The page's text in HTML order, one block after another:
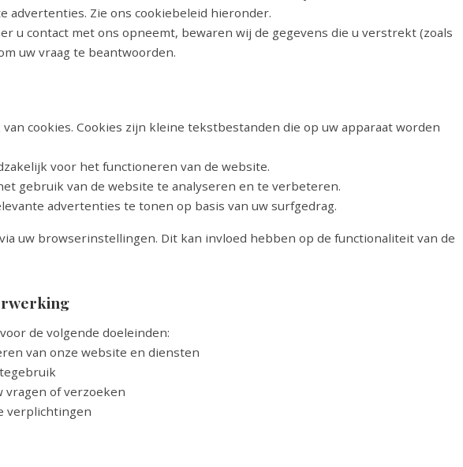
advertenties. Zie ons cookiebeleid hieronder.
u contact met ons opneemt, bewaren wij de gegevens die u verstrekt (zoals
uw vraag te beantwoorden.
cookies. Cookies zijn kleine tekstbestanden die op uw apparaat worden
voor het functioneren van de website.
gebruik van de website te analyseren en te verbeteren.
advertenties te tonen op basis van uw surfgedrag.
uw browserinstellingen. Dit kan invloed hebben op de functionaliteit van de
de volgende doeleinden:
van onze website en diensten
vragen of verzoeken
verplichtingen